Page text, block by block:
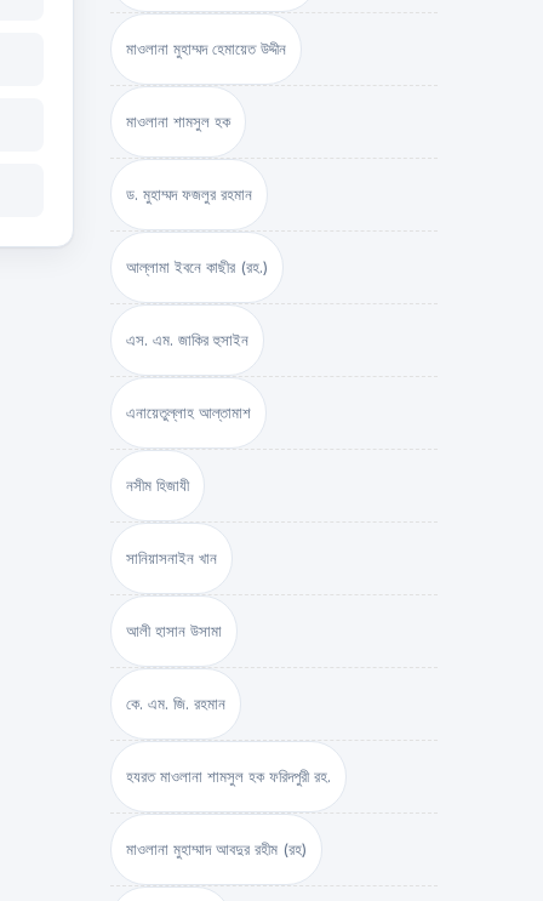
মাওলানা মুহাম্মদ হেমায়েত উদ্দীন
মাওলানা শামসুল হক
ড. মুহাম্মদ ফজলুর রহমান
আল্লামা ইবনে কাছীর (রহ.)
এস. এম. জাকির হুসাইন
এনায়েতুল্লাহ আল্‌তামাশ
নসীম হিজাযী
সানিয়াসনাইন খান
আলী হাসান উসামা
কে. এম. জি. রহমান
হযরত মাওলানা শামসুল হক ফরিদপুরী রহ.
মাওলানা মুহাম্মাদ আবদুর রহীম (রহ)